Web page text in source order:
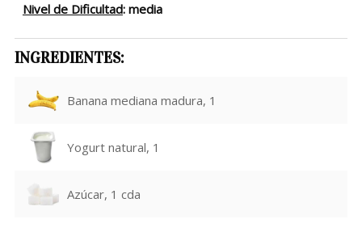
Nivel de Dificultad: media
INGREDIENTES:
Banana mediana madura, 1
Yogurt natural, 1
Azúcar, 1 cda